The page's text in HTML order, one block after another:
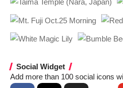
Social Widget
Add more than 100 social icons